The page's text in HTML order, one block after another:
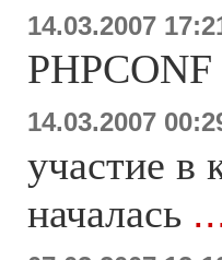
14.03.2007
PHPCONF
14.03.2007
участие в
началась